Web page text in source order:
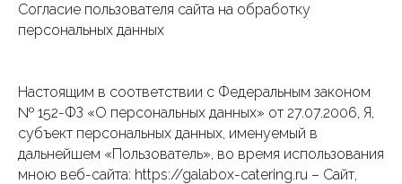
Согласие пользователя сайта на обработку
персональных данных
Настоящим в соответствии с Федеральным законом
№ 152-ФЗ «О персональных данных» от 27.07.2006, Я,
субъект персональных данных, именуемый в
дальнейшем «Пользователь», во время использования
мною веб-сайта: https://galabox-catering.ru – Сайт,